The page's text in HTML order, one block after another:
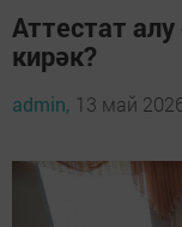
Аттестат
кирәк?
admin, 13 май